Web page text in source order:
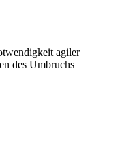
agiler
des Umbruchs